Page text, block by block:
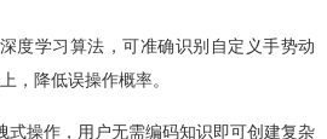
度学习算法，可准确识别自定义手势动
，降低误操作概率。
式操作，用户无需编码知识即可创建复杂